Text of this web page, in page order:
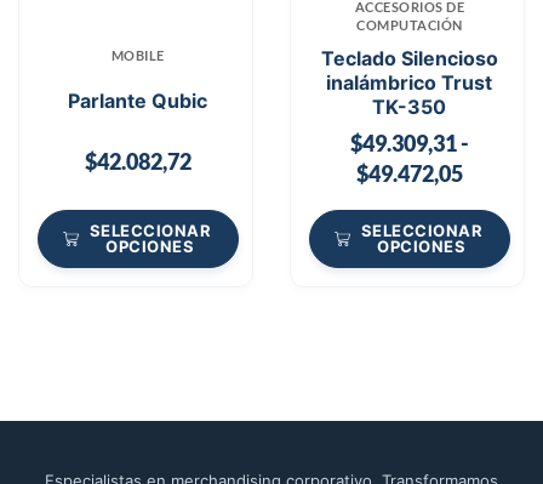
MOBILE
Parlante Qubic
$42.082,72
SELECCIONAR
OPCIONES
ACCESORIOS DE
COMPUTACIÓN
Teclado Silencioso
inalámbrico Trust
TK-350
$49.309,31-
$49.472,05
SELECCIONAR
OPCIONES